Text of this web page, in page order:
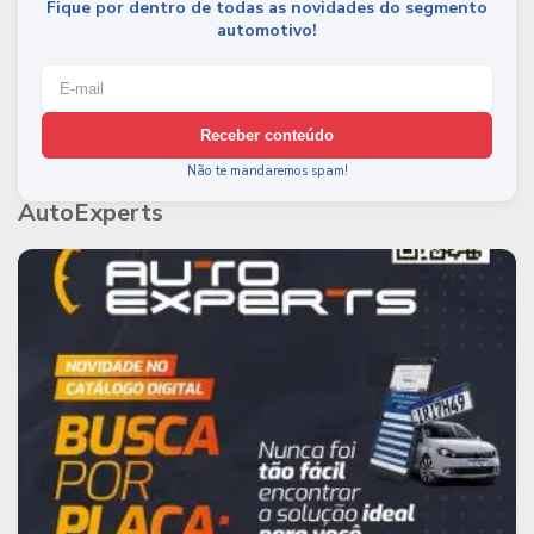
Fique por dentro de todas as novidades do segmento
automotivo!
Receber conteúdo
Não te mandaremos spam!
AutoExperts